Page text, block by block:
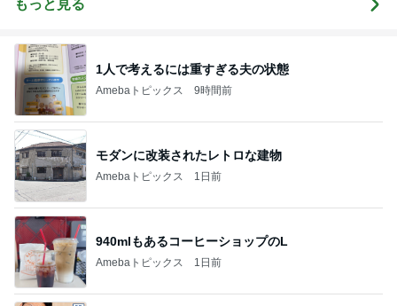
もっと見る
1人で考えるには重すぎる夫の状態
Amebaトピックス 9時間前
モダンに改装されたレトロな建物
Amebaトピックス 1日前
940mlもあるコーヒーショップのL
Amebaトピックス 1日前